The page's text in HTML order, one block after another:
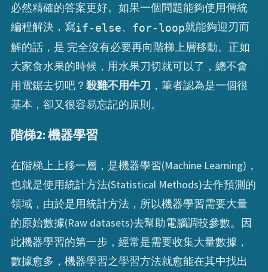
必然精確的答案更好。如果一個問題能夠使用傳統
編程解決，寫if-else、 for-loop就能夠迎刃而
解的話，是 完全沒有必要再向階梯上層移動。正如
大家食水果的時候，用水果刀切就可以了，總不會
用電鋸去切吧？ 殺雞不用牛刀 ，筆者認為是一個很
基本，卻又很容易忘記的原則。
階梯2: 機器學習
在階梯上上移一層，是機器學習(Machine Learning)，
也就是使用統計方法(Statistical Methods)去作預測的
領域，由於是用統計方法，所以機器學習需要大量
的原始數據(Raw datasets)去幫助電腦調較參數。因
此機器學習的第一步，經常是需要收集大量數據，
數據愈多，機器學習之學習方法就愈能在其中找出